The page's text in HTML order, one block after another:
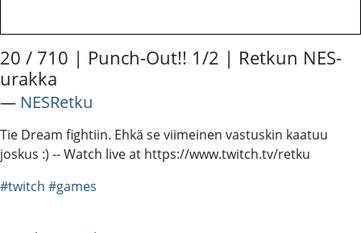
20 / 710 | Punch-Out!! 1/2 | Retkun NES-
urakka
― NESRetku
Tie Dream fightiin. Ehkä se viimeinen vastuskin kaatuu
joskus :) -- Watch live at https://www.twitch.tv/retku
#twitch #games